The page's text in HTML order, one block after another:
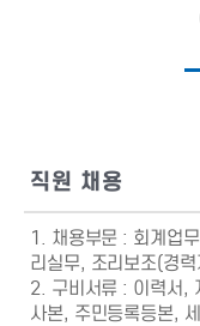
직원 채용
1. 채용부문 : 회계업
리실무, 조리보조(경
2. 구비서류 : 이력서,
사본, 주민등록등본,